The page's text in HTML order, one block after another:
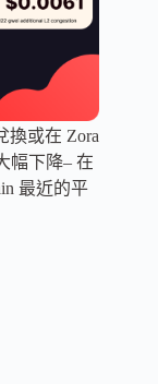
換或在 Zora
幅下降– 在
最近的平